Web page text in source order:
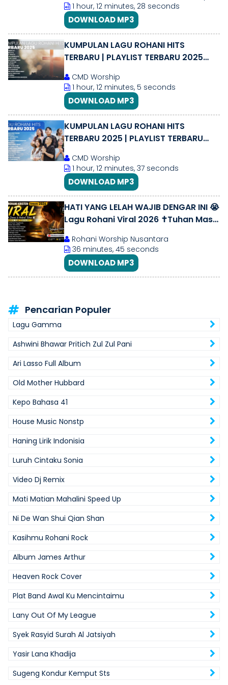
1 hour, 12 minutes, 28 seconds
DOWNLOAD MP3
KUMPULAN LAGU ROHANI HITS
TERBARU | PLAYLIST TERBARU 2025
CMD Worship
1 hour, 12 minutes, 5 seconds
DOWNLOAD MP3
KUMPULAN LAGU ROHANI HITS
TERBARU 2025 | PLAYLIST TERBARU
CMD Worship
1 hour, 12 minutes, 37 seconds
DOWNLOAD MP3
HATI YANG LELAH WAJIB DENGAR INI 😭
Lagu Rohani Viral 2026 ✝️Tuhan Masih
Rohani Worship Nusantara
36 minutes, 45 seconds
DOWNLOAD MP3
Pencarian Populer
Lagu Gamma
Ashwini Bhawar Pritich Zul Zul Pani
Ari Lasso Full Album
Old Mother Hubbard
Kepo Bahasa 41
House Music Nonstp
Haning Lirik Indonisia
Luruh Cintaku Sonia
Video Dj Remix
Mati Matian Mahalini Speed Up
Ni De Wan Shui Qian Shan
Kasihmu Rohani Rock
Album James Arthur
Heaven Rock Cover
Plat Band Awal Ku Mencintaimu
Lany Out Of My League
Syek Rasyid Surah Al Jatsiyah
Yasir Lana Khadija
Sugeng Kondur Kemput Sts